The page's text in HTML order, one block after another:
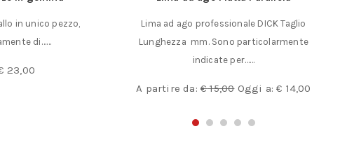
Lima ad ago professionale DICK Taglio
Lunghezza mm. Sono particolarmente
Oggi a:€ 14,00
zincato a caldo,